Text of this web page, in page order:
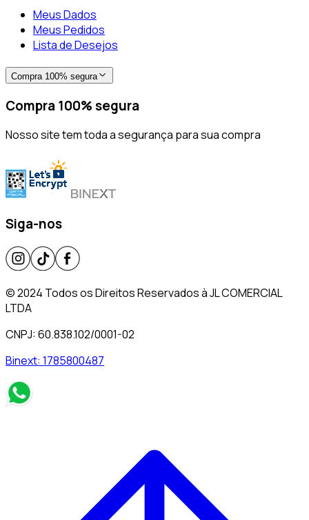
Meus Dados
Meus Pedidos
Lista de Desejos
Compra 100% segura
Compra 100% segura
Nosso site tem toda a segurança para sua compra
Siga-nos
© 2024 Todos os Direitos Reservados à JL COMERCIAL
LTDA
CNPJ: 60.838.102/0001-02
Binext: 1785800487